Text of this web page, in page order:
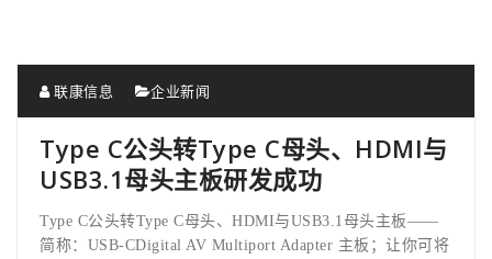
联康信息 企业新闻
Type C公头转Type C母头、HDMI与
USB3.1母头主板研发成功
Type C公头转Type C母头、HDMI与USB3.1母头主板——
简称：USB-CDigital AV Multiport Adapter 主板；让你可将